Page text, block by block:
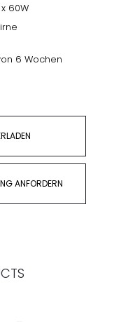
x 60W
6 Wochen
ANFORDERN